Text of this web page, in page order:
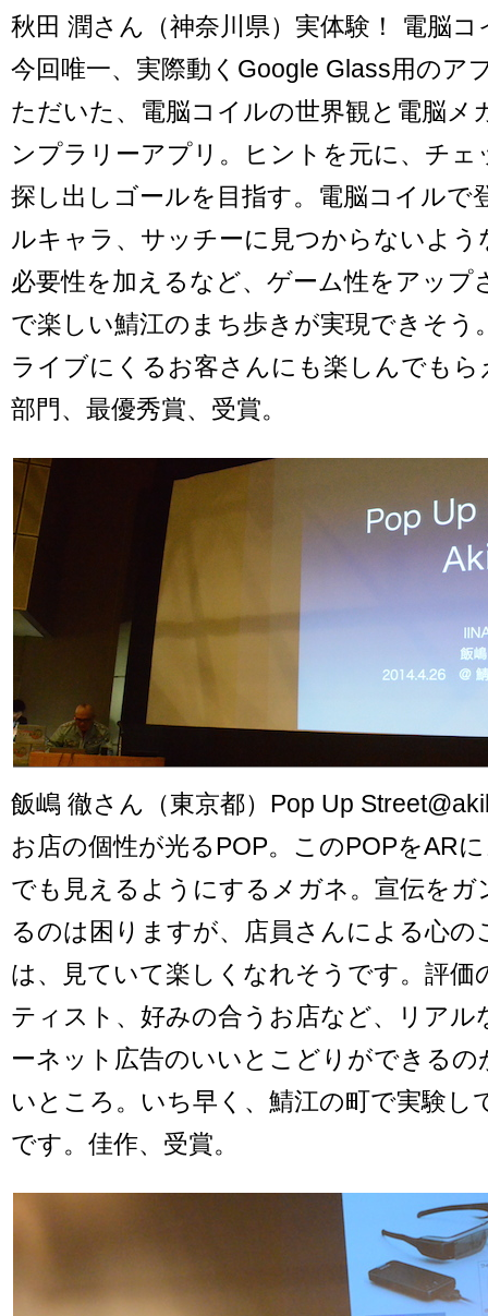
秋田 潤さん（神奈川県）実体験！ 電脳コ
今回唯一、実際動くGoogle Glass用のア
ただいた、電脳コイルの世界観と電脳メ
ンプラリーアプリ。ヒントを元に、チ
探し出しゴールを目指す。電脳コイルで
ルキャラ、サッチーに見つからないよう
必要性を加えるなど、ゲーム性をアップ
で楽しい鯖江のまち歩きが実現できそう
ライブにくるお客さんにも楽しんでも
部門、最優秀賞、受賞。
飯嶋 徹さん（東京都）Pop Up
お店の個性が光るPOP。このPOPをAR
でも見えるようにするメガネ。宣伝をガ
るのは困りますが、店員さんによる心の
は、見ていて楽しくなれそうです。評価
ティスト、好みの合うお店など、リアル
ーネット広告のいいとこどりができるの
いところ。いち早く、鯖江の町で実験し
です。佳作、受賞。